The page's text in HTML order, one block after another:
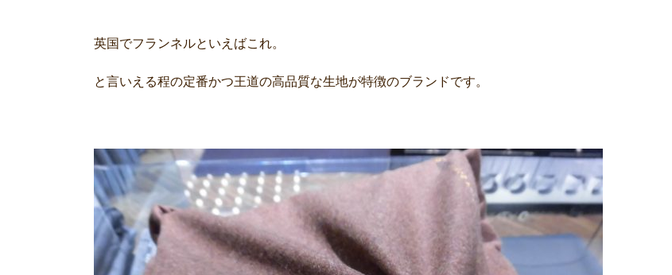
英国でフランネルといえばこれ。
と言いえる程の定番かつ王道の高品質な生地が特徴のブランドです。